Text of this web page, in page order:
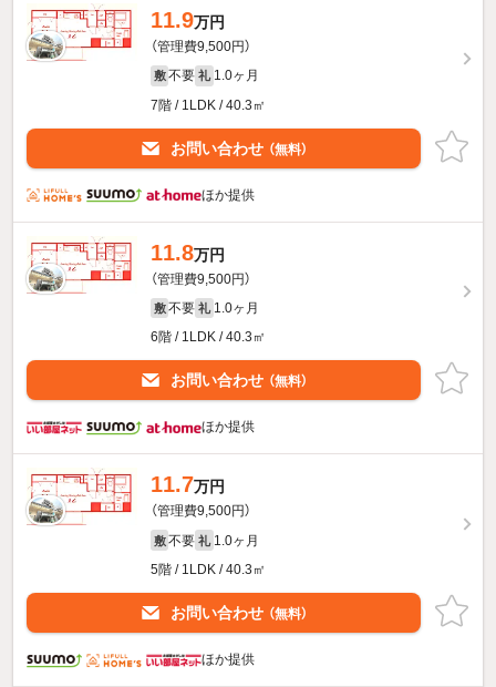
11.9万円
（管理費9,500円）
敷 不要 礼 1.0ヶ月
7階 / 1LDK / 40.3㎡
お問い合わせ （無料）
ほか提供
11.8万円
（管理費9,500円）
敷 不要 礼 1.0ヶ月
6階 / 1LDK / 40.3㎡
お問い合わせ （無料）
ほか提供
11.7万円
（管理費9,500円）
敷 不要 礼 1.0ヶ月
5階 / 1LDK / 40.3㎡
お問い合わせ （無料）
ほか提供